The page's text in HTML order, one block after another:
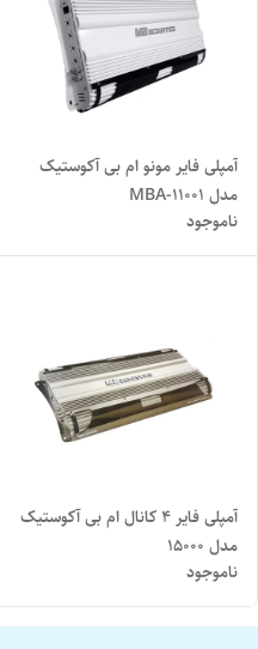
آمپلی فایر مونو ام بی آکوستیک
مدل MBA-11001
ناموجود
آمپلی‌ فایر 4 کانال ام‌ بی آکوستیک
مدل 15000
ناموجود